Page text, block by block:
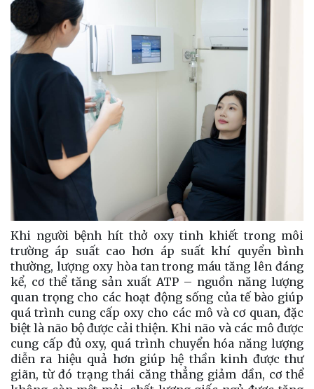
Khi người bệnh hít thở oxy tinh khiết trong môi
trường áp suất cao hơn áp suất khí quyển bình
thường, lượng oxy hòa tan trong máu tăng lên đáng
kể, cơ thể tăng sản xuất ATP – nguồn năng lượng
quan trọng cho các hoạt động sống của tế bào giúp
quá trình cung cấp oxy cho các mô và cơ quan, đặc
biệt là não bộ được cải thiện. Khi não và các mô được
cung cấp đủ oxy, quá trình chuyển hóa năng lượng
diễn ra hiệu quả hơn giúp hệ thần kinh được thư
giãn, từ đó trạng thái căng thẳng giảm dần, cơ thể